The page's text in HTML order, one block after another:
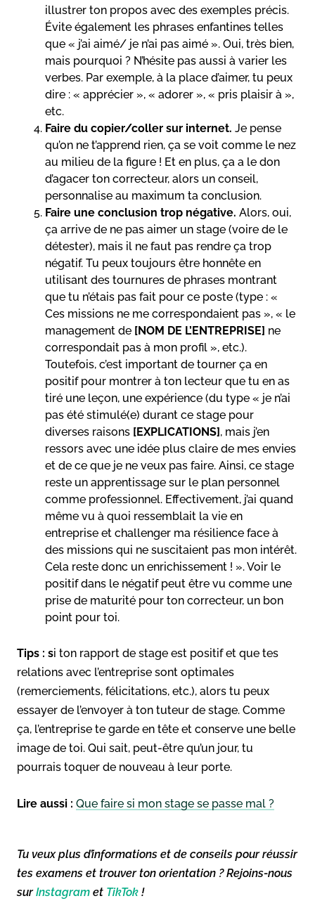
illustrer ton propos avec des exemples précis.
Évite également les phrases enfantines telles
que « j’ai aimé/ je n’ai pas aimé ». Oui, très bien,
mais pourquoi ? N’hésite pas aussi à varier les
verbes. Par exemple, à la place d’aimer, tu peux
dire : « apprécier », « adorer », « pris plaisir à »,
etc.
Faire du copier/coller sur internet. Je pense
qu’on ne t’apprend rien, ça se voit comme le nez
au milieu de la figure ! Et en plus, ça a le don
d’agacer ton correcteur, alors un conseil,
personnalise au maximum ta conclusion.
Faire une conclusion trop négative. Alors, oui,
ça arrive de ne pas aimer un stage (voire de le
détester), mais il ne faut pas rendre ça trop
négatif. Tu peux toujours être honnête en
utilisant des tournures de phrases montrant
que tu n’étais pas fait pour ce poste (type : «
Ces missions ne me correspondaient pas », « le
management de [NOM DE L’ENTREPRISE] ne
correspondait pas à mon profil », etc.).
Toutefois, c’est important de tourner ça en
positif pour montrer à ton lecteur que tu en as
tiré une leçon, une expérience (du type « je n’ai
pas été stimulé(e) durant ce stage pour
diverses raisons [EXPLICATIONS], mais j’en
ressors avec une idée plus claire de mes envies
et de ce que je ne veux pas faire. Ainsi, ce stage
reste un apprentissage sur le plan personnel
comme professionnel. Effectivement, j’ai quand
même vu à quoi ressemblait la vie en
entreprise et challenger ma résilience face à
des missions qui ne suscitaient pas mon intérêt.
Cela reste donc un enrichissement ! ». Voir le
positif dans le négatif peut être vu comme une
prise de maturité pour ton correcteur, un bon
point pour toi.
Tips : si ton rapport de stage est positif et que tes
relations avec l’entreprise sont optimales
(remerciements, félicitations, etc.), alors tu peux
essayer de l’envoyer à ton tuteur de stage. Comme
ça, l’entreprise te garde en tête et conserve une belle
image de toi. Qui sait, peut-être qu’un jour, tu
pourrais toquer de nouveau à leur porte.
Lire aussi : Que faire si mon stage se passe mal ?
Tu veux plus d’informations et de conseils pour réussir
tes examens et trouver ton orientation ? Rejoins-nous
surInstagram et TikTok !